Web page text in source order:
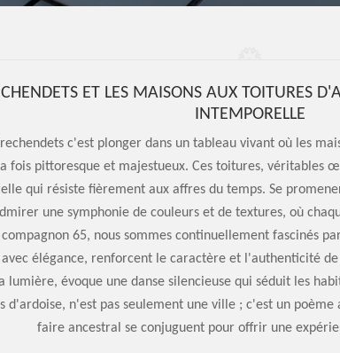
ET LES MAISONS AUX TOITURES
INTEMPORELLE
c'est plonger dans un tableau vivant où les
fois pittoresque et majestueux. Ces toitures,
qui résiste fièrement aux affres du temps. Se
une symphonie de couleurs et de textures, où
65, nous sommes continuellement fascinés
élégance, renforcent le caractère et l'authenticité
lumière, évoque une danse silencieuse qui séduit les
d'ardoise, n'est pas seulement une ville ; c'est un
faire ancestral se conjuguent pour offrir une